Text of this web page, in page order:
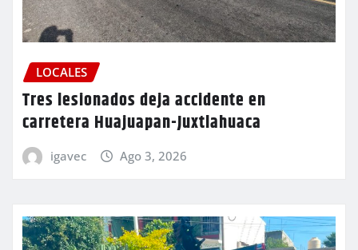
LOCALES
Tres lesionados deja accidente en
carretera Huajuapan-Juxtlahuaca
igavec Ago 3, 2026